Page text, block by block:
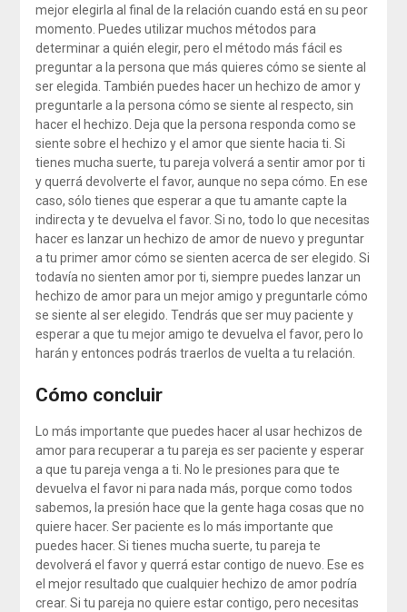
mejor elegirla al final de la relación cuando está en su peor
momento. Puedes utilizar muchos métodos para
determinar a quién elegir, pero el método más fácil es
preguntar a la persona que más quieres cómo se siente al
ser elegida. También puedes hacer un hechizo de amor y
preguntarle a la persona cómo se siente al respecto, sin
hacer el hechizo. Deja que la persona responda como se
siente sobre el hechizo y el amor que siente hacia ti. Si
tienes mucha suerte, tu pareja volverá a sentir amor por ti
y querrá devolverte el favor, aunque no sepa cómo. En ese
caso, sólo tienes que esperar a que tu amante capte la
indirecta y te devuelva el favor. Si no, todo lo que necesitas
hacer es lanzar un hechizo de amor de nuevo y preguntar
a tu primer amor cómo se sienten acerca de ser elegido. Si
todavía no sienten amor por ti, siempre puedes lanzar un
hechizo de amor para un mejor amigo y preguntarle cómo
se siente al ser elegido. Tendrás que ser muy paciente y
esperar a que tu mejor amigo te devuelva el favor, pero lo
harán y entonces podrás traerlos de vuelta a tu relación.
Cómo concluir
Lo más importante que puedes hacer al usar hechizos de
amor para recuperar a tu pareja es ser paciente y esperar
a que tu pareja venga a ti. No le presiones para que te
devuelva el favor ni para nada más, porque como todos
sabemos, la presión hace que la gente haga cosas que no
quiere hacer. Ser paciente es lo más importante que
puedes hacer. Si tienes mucha suerte, tu pareja te
devolverá el favor y querrá estar contigo de nuevo. Ese es
el mejor resultado que cualquier hechizo de amor podría
crear. Si tu pareja no quiere estar contigo, pero necesitas